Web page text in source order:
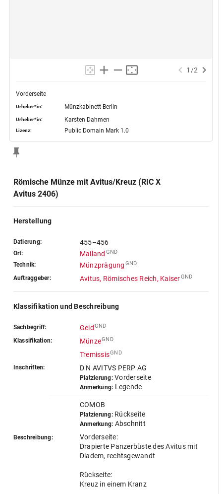
1 /2
Vorderseite
Urheber*in: Münzkabinett Berlin
Urheber*in: Karsten Dahmen
Lizenz: Public Domain Mark 1.0
Römische Münze mit Avitus/Kreuz (RIC X
Avitus 2406)
Herstellung
Datierung: 455–456
Ort: Mailand GND
Technik: Münzprägung GND
Auftraggeber: Avitus, Römisches Reich, KaiserGND
Klassifikation und Beschreibung
Sachbegriff: Geld GND
Klassifikation: MünzeGND
TremissisGND
Inschriften: D N AVITVS PERP AG
Platzierung:Vorderseite
Anmerkung: Legende
COMOB
Platzierung:Rückseite
Anmerkung: Abschnitt
Beschreibung:
Vorderseite:
Drapierte Panzerbüste des Avitus mit
Diadem, rechtsgewandt
Rückseite:
Kreuz in einem Kranz